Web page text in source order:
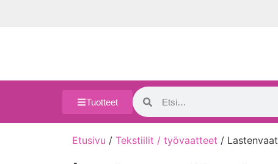
Tuotteet
Etusivu / Tekstiilit / työvaatteet /